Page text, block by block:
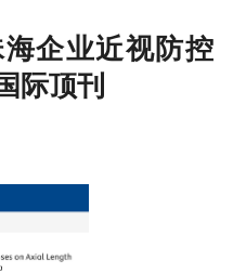
企业近视防控
际顶刊